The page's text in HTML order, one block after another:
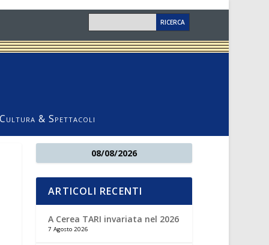
Cultura & Spettacoli
08/08/2026
ARTICOLI RECENTI
A Cerea TARI invariata nel 2026
7 Agosto 2026